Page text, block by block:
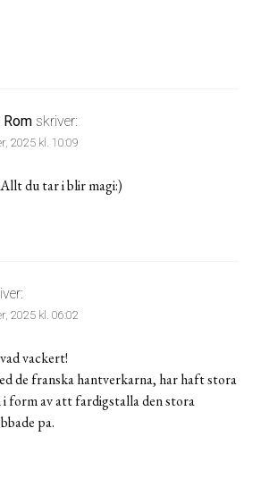
Rom skriver:
2025 kl. 10:09
du tar i blir magi:)
2025 kl. 06:02
vackert!
de franska hantverkarna, har haft stora
i form av att fardigstalla den stora
pa.